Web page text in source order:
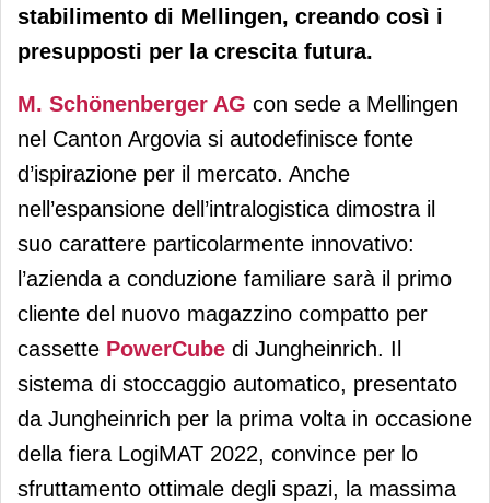
stabilimento di Mellingen, creando così i
presupposti per la crescita futura.
M. Schönenberger AG con sede a Mellingen
nel Canton Argovia si autodefinisce fonte
d’ispirazione per il mercato. Anche
nell’espansione dell’intralogistica dimostra il
suo carattere particolarmente innovativo:
l’azienda a conduzione familiare sarà il primo
cliente del nuovo magazzino compatto per
cassette PowerCube di Jungheinrich. Il
sistema di stoccaggio automatico, presentato
da Jungheinrich per la prima volta in occasione
della fiera LogiMAT 2022, convince per lo
sfruttamento ottimale degli spazi, la massima